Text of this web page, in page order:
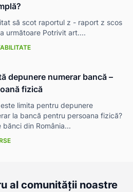
să scot raportul z - raport z scos
următoare Potrivit art....
depunere numerar bancă –
fizică
limita pentru depunere
la bancă pentru persoana fizică?
bănci din România...
al comunității noastre